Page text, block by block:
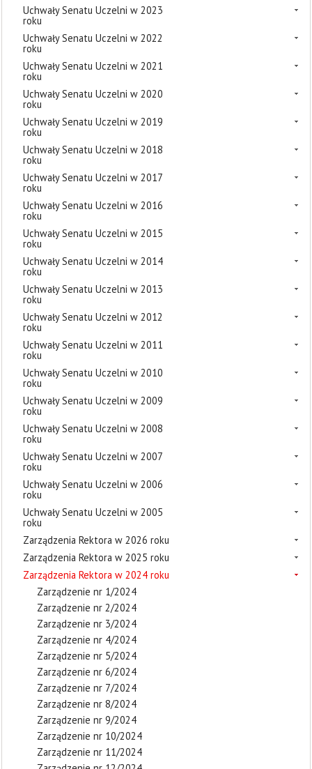
Uchwały Senatu Uczelni w 2023
roku
Uchwały Senatu Uczelni w 2022
roku
Uchwały Senatu Uczelni w 2021
roku
Uchwały Senatu Uczelni w 2020
roku
Uchwały Senatu Uczelni w 2019
roku
Uchwały Senatu Uczelni w 2018
roku
Uchwały Senatu Uczelni w 2017
roku
Uchwały Senatu Uczelni w 2016
roku
Uchwały Senatu Uczelni w 2015
roku
Uchwały Senatu Uczelni w 2014
roku
Uchwały Senatu Uczelni w 2013
roku
Uchwały Senatu Uczelni w 2012
roku
Uchwały Senatu Uczelni w 2011
roku
Uchwały Senatu Uczelni w 2010
roku
Uchwały Senatu Uczelni w 2009
roku
Uchwały Senatu Uczelni w 2008
roku
Uchwały Senatu Uczelni w 2007
roku
Uchwały Senatu Uczelni w 2006
roku
Uchwały Senatu Uczelni w 2005
roku
Zarządzenia Rektora w 2026 roku
Zarządzenia Rektora w 2025 roku
Zarządzenia Rektora w 2024 roku
Zarządzenie nr 1/2024
Zarządzenie nr 2/2024
Zarządzenie nr 3/2024
Zarządzenie nr 4/2024
Zarządzenie nr 5/2024
Zarządzenie nr 6/2024
Zarządzenie nr 7/2024
Zarządzenie nr 8/2024
Zarządzenie nr 9/2024
Zarządzenie nr 10/2024
Zarządzenie nr 11/2024